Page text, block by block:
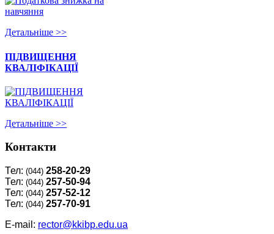
Детальнiше >>
ПІДВИЩЕННЯ
КВАЛІФІКАЦІЇ
Детальнiше >>
Контакти
Тел: (044) 258-20-29
Тел: (044) 257-50-94
Тел: (044) 257-52-12
Тел: (044) 257-70-91
E-mail: rector@kkibp.edu.ua